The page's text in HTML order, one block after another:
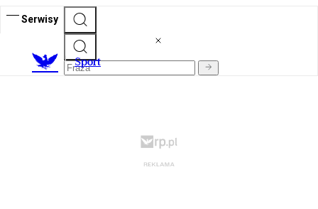
Serwisy
Sport